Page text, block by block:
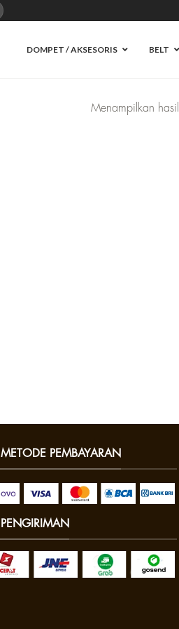
DOMPET / AKSESORIS BELT
Menampilkan
METODE PEMBAYARAN
PENGIRIMAN